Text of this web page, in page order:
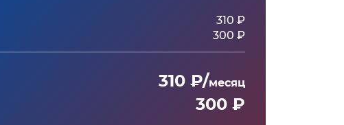
310 ₽
300 ₽
310 ₽/месяц
300 ₽